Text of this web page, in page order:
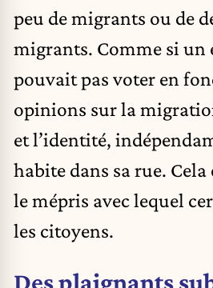
peu de migrants ou de
migrants. Comme si un
pouvait pas voter en
opinions sur la
et l’identité,
habite dans sa rue.
le mépris avec lequel
les citoyens.
Des plaignants